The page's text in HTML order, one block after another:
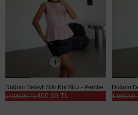
Düğüm Detaylı Sıfır Kol Bluz - Pembe
400,00 TL
1.000,00 TL
Düğüm
1.000,00